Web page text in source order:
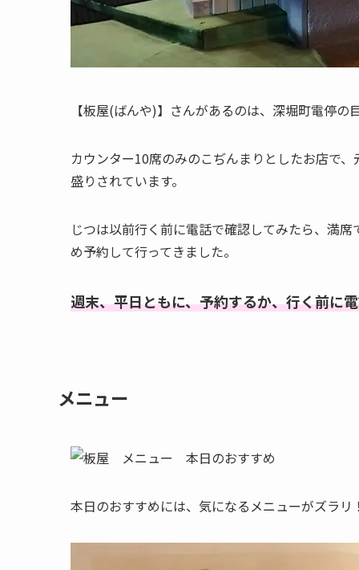
【板屋(ばんや)】さんがあるのは、深堀町電停の
カウンター10席のみのこぢんまりとしたお店で
盛りされています。
じつは以前行く前に電話で確認してみたら、満
め予約して行ってきました。
週末、平日ともに、予約するか、行く前に
メニュー
本日のおすすめには、気になるメニューがズラリ